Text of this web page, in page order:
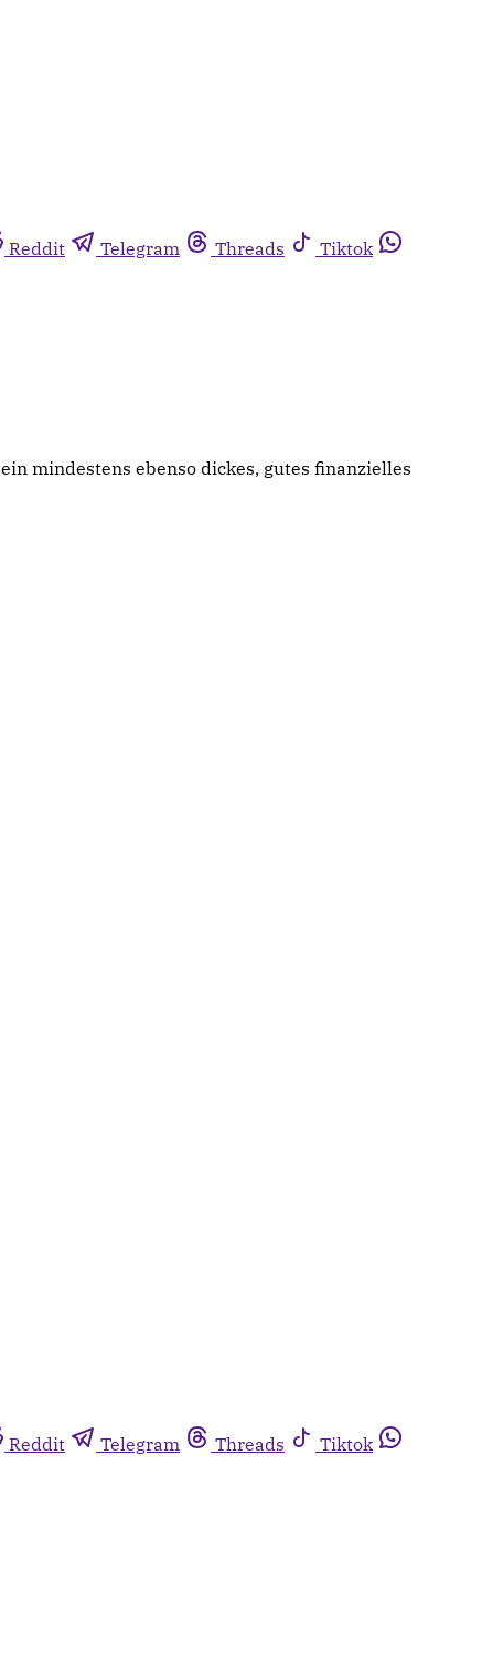
Reddit Telegram Threads
Tiktok
mindestens ebenso dickes, gutes finanzielles
Reddit Telegram Threads
Tiktok